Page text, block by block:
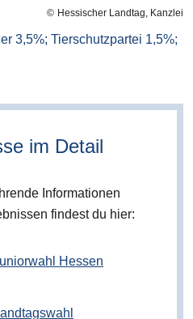
Hessischer Landtag, Kanzlei
3,5%; Tierschutzpartei 1,5%;
im Detail
Informationen
findest du hier:
Hessen